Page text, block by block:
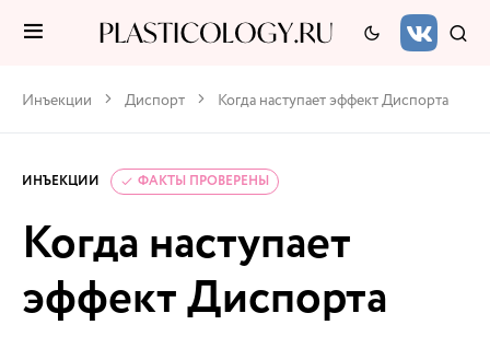
Инъекции Диспорт Когда наступает эффект Диспорта
ИНЪЕКЦИИ ФАКТЫ ПРОВЕРЕНЫ
Когда наступает
эффект Диспорта